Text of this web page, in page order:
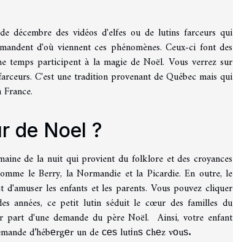
décembre des vidéos d'elfes ou de lutins farceurs qui
d'où viennent ces phénomènes. Ceux-ci font des
temps participent à la magie de Noël. Vous verrez sur
C'est une tradition provenant de Québec mais qui
de Noel ?
de la nuit qui provient du folklore et des croyances
le Berry, la Normandie et la Picardie. En outre, le
les enfants et les parents. Vous pouvez cliquer
années, ce petit lutin séduit le cœur des familles du
d'une demande du père Noël. Ainsi, votre enfant
d’hébеrgеr un de сеѕ lutіnѕ сhеz vоuѕ.